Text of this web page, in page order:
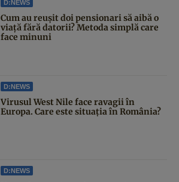
D:NEWS
Cum au reușit doi pensionari să aibă o
viață fără datorii? Metoda simplă care
face minuni
D:NEWS
Virusul West Nile face ravagii în
Europa. Care este situația în România?
D:NEWS